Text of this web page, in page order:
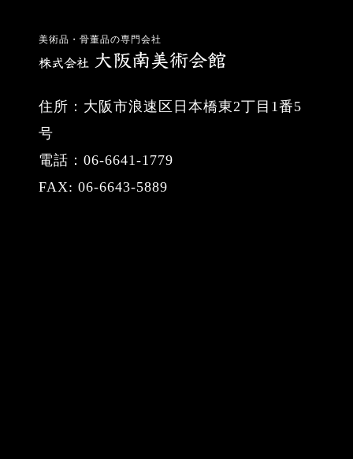
美術品・骨董品の専門会社
住所：大阪市浪速区日本橋東2丁目1番5
号
電話：06-6641-1779
FAX: 06-6643-5889